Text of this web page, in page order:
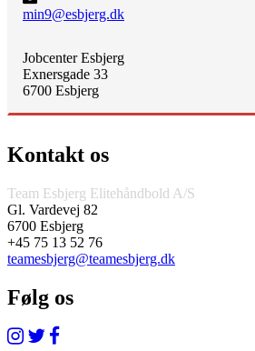
min9@esbjerg.dk
Jobcenter Esbjerg
Exnersgade 33
6700 Esbjerg
Kontakt os
Team Esbjerg Elitehåndbold A/S
Gl. Vardevej 82
6700 Esbjerg
+45 75 13 52 76
teamesbjerg@teamesbjerg.dk
Følg os